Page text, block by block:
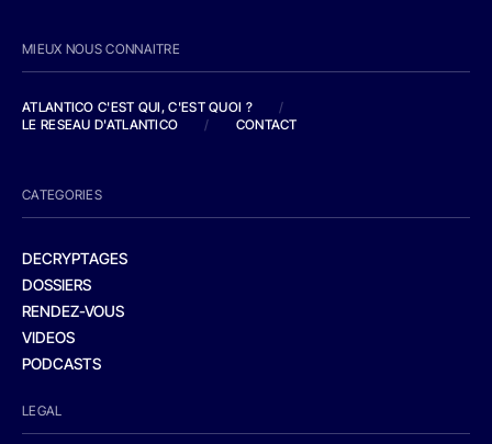
MIEUX NOUS CONNAITRE
ATLANTICO C'EST QUI, C'EST QUOI ?
/
LE RESEAU D'ATLANTICO
/ CONTACT
CATEGORIES
DECRYPTAGES
DOSSIERS
RENDEZ-VOUS
VIDEOS
PODCASTS
LEGAL